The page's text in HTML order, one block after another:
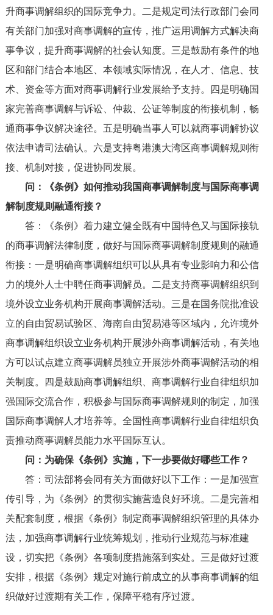
升商事调解组织的国际竞争力。二是规定司法行政部门会同
有关部门加强对商事调解的宣传，推广运用调解方式解决商
事争议，提升商事调解的社会认知度。三是鼓励有条件的地
区和部门结合本地区、本领域实际情况，在人才、信息、技
术、资金等方面对商事调解行业发展给予支持。四是明确国
家完善商事调解与诉讼、仲裁、公证等制度的衔接机制，畅
通商事争议解决途径。五是明确当事人可以就商事调解协议
依法申请司法确认。六是支持粤港澳大湾区商事调解规则衔
接、机制对接，促进协同发展。
问：《条例》如何推动我国商事调解制度与国际商事调
解制度规则融通衔接？
答：《条例》着力建立健全既有中国特色又与国际接轨
的商事调解法律制度，做好与国际商事调解制度规则的融通
衔接：一是明确商事调解组织可以从具有专业影响力和公信
力的境外人士中聘任商事调解员。二是支持商事调解组织到
境外设立业务机构开展商事调解活动。三是在国务院批准设
立的自由贸易试验区、海南自由贸易港等区域内，允许境外
商事调解组织设立业务机构开展涉外商事调解活动，有关地
方可以试点建立商事调解员独立开展涉外商事调解活动的相
关制度。四是鼓励商事调解组织、商事调解行业自律组织加
强国际交流合作，积极参与国际商事调解规则的制定，加强
国际商事调解人才培养等。全国性商事调解行业自律组织负
责推动商事调解员能力水平国际互认。
问：为确保《条例》实施，下一步要做好哪些工作？
答：司法部将会同有关方面做好以下工作：一是加强宣
传引导，为《条例》的贯彻实施营造良好环境。二是完善相
关配套制度，根据《条例》制定商事调解组织管理的具体办
法，加强商事调解行业统筹规划，推动行业规范与标准建
设，切实把《条例》各项制度措施落到实处。三是做好过渡
安排，根据《条例》规定对施行前成立的从事商事调解的组
织做好过渡期有关工作，保障平稳有序过渡。